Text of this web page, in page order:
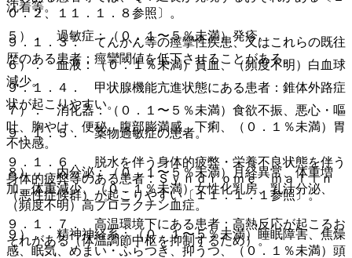
０．２、１１．１．８参照〕。
９．１．３． てんかん等の痙攣性疾患、又はこれらの既往
歴のある患者：痙攣閾値を低下させることがある。
９．１．４． 甲状腺機能亢進状態にある患者：錐体外路症
状が起こりやすい。
９．１．５． 薬物過敏症の患者。
９．１．６． 脱水を伴う身体的疲弊・栄養不良状態を伴う
身体的疲弊等のある患者：Ｓｙｎｄｒｏｍｅ ｍａｌｉｎ
（悪性症候群）が起こりやすい〔１１．１．１参照〕。
９．１．７． 高温環境下にある患者：高熱反応が起こるお
それがある（体温調節中枢を抑制するため）。
沈着等。
５）． 過敏症：（０．１〜５％未満）発疹。
６）． 血液：（０．１％未満）貧血、（頻度不明）白血球
減少。
７）． 消化器：（０．１〜５％未満）食欲不振、悪心・嘔
吐、胸やけ、便秘、腹部膨満感、下痢、（０．１％未満）胃
不快感。
８）． 内分泌：（０．１〜５％未満）月経異常、体重増
加、体重減少、（０．１％未満）女性化乳房、乳汁分泌、
（頻度不明）高プロラクチン血症。
９）． 精神神経系：（０．１〜５％未満）睡眠障害、焦燥
感、眠気、めまい・ふらつき、抑うつ、（０．１％未満）頭